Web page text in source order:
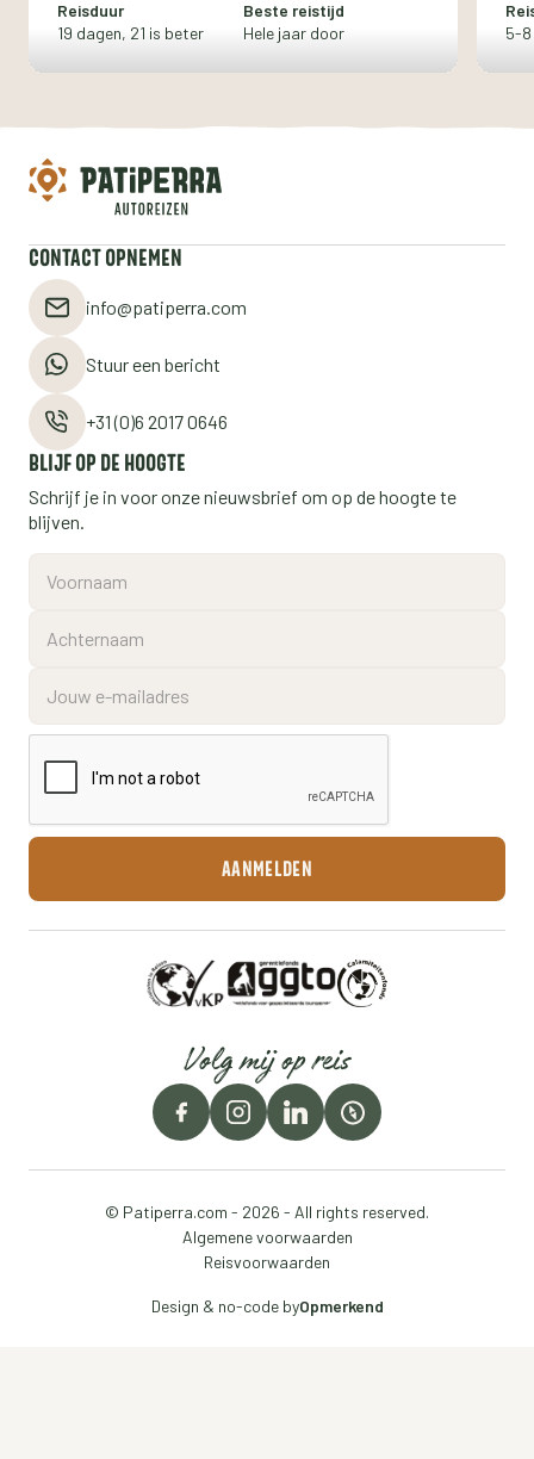
Reisduur
19 dagen, 21 is beter
Beste reistijd
Hele jaar door
5-8
CONTACT OPNEMEN
info@patiperra.com
Stuur een bericht
+31 (0)6 2017 0646
BLIJF OP DE HOOGTE
Schrijf je in voor onze nieuwsbrief om op de hoogte te
blijven.
Volg mij op reis
© Patiperra.com - 2026 - All rights reserved.
Algemene voorwaarden
Reisvoorwaarden
Design & no-code byOpmerkend